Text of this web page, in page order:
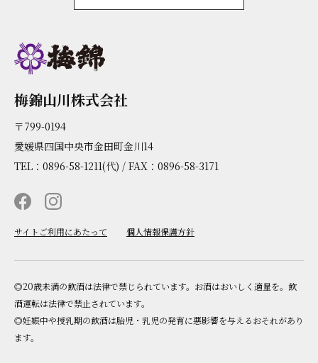
梅錦山川株式会社
〒799-0194
愛媛県四国中央市金田町金川14
TEL：0896-58-1211(代) / FAX：0896-58-3171
サイトご利用にあたって 個人情報保護方針
◎20歳未満の飲酒は法律で禁じられています。お酒はおいしく適量を。飲
酒運転は法律で禁止されています。
◎妊娠中や授乳期の飲酒は胎児・乳児の発育に悪影響を与えるおそれがあり
ます。